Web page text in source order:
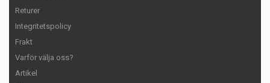
Returer
Integritetspolicy
Frakt
Varför välja oss?
Artikel